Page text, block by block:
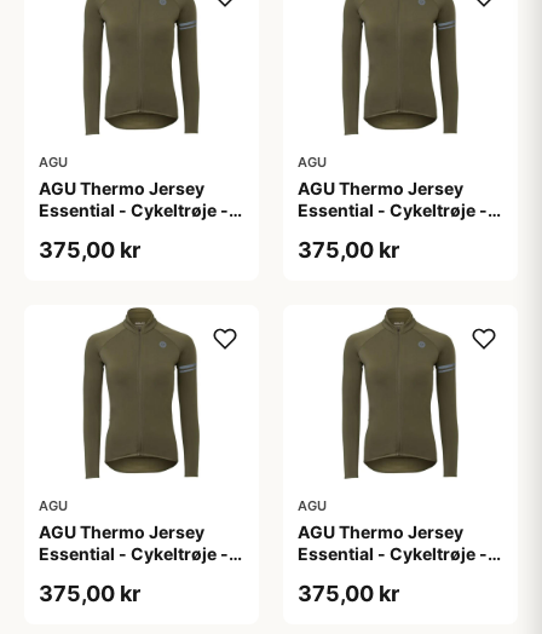
AGU
AGU Thermo Jersey
Essential - Cykeltrøje -
M
375,00 kr
AGU
AGU Thermo Jersey
Essential - Cykeltrøje -
S
375,00 kr
AGU
AGU Thermo Jersey
Essential - Cykeltrøje -
XL
375,00 kr
AGU
AGU Thermo Jersey
Essential - Cykeltrøje -
XXL
375,00 kr